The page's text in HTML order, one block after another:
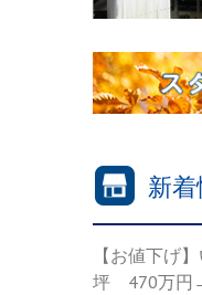
新着
【お値下げ
坪 470万円